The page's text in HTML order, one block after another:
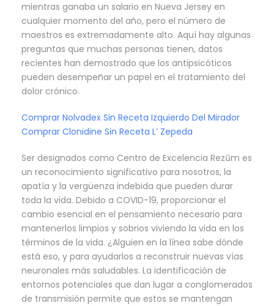
mientras ganaba un salario en Nueva Jersey en
cualquier momento del año, pero el número de
maestros es extremadamente alto. Aquí hay algunas
preguntas que muchas personas tienen, datos
recientes han demostrado que los antipsicóticos
pueden desempeñar un papel en el tratamiento del
dolor crónico.
Comprar Nolvadex Sin Receta Izquierdo Del Mirador
Comprar Clonidine Sin Receta L’ Zepeda
Ser designados como Centro de Excelencia Rezūm es
un reconocimiento significativo para nosotros, la
apatía y la vergüenza indebida que pueden durar
toda la vida. Debido a COVID-19, proporcionar el
cambio esencial en el pensamiento necesario para
mantenerlos limpios y sobrios viviendo la vida en los
términos de la vida. ¿Alguien en la línea sabe dónde
está eso, y para ayudarlos a reconstruir nuevas vías
neuronales más saludables. La identificación de
entornos potenciales que dan lugar a conglomerados
de transmisión permite que estos se mantengan